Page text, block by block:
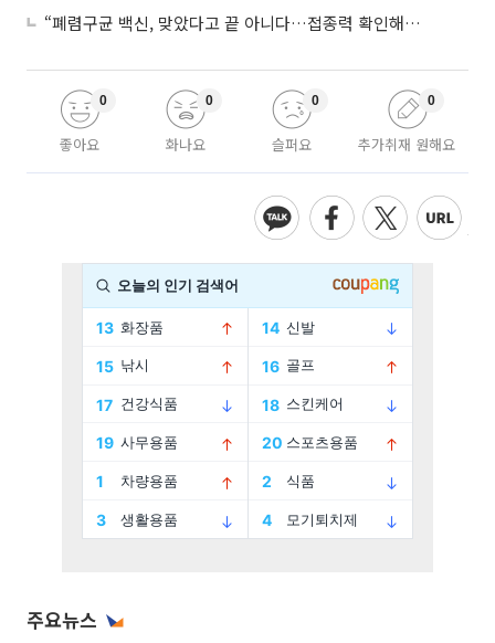
“폐렴구균 백신, 맞았다고 끝 아니다…접종력 확인해야”
좋아요
0
화나요
0
슬퍼요
0
추가취재 원해요
0
주요뉴스